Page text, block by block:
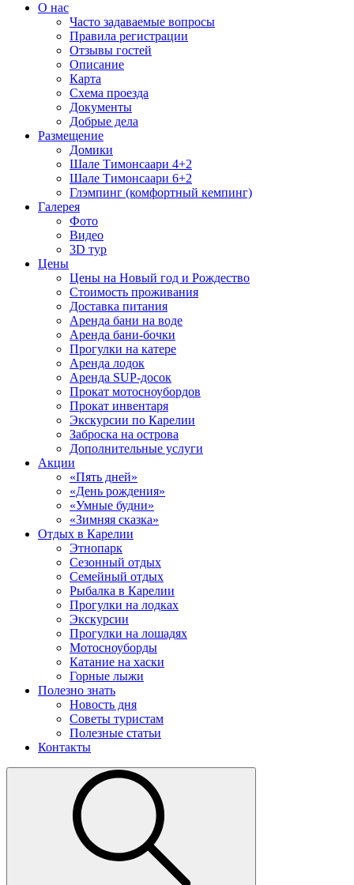
О нас
Часто задаваемые вопросы
Правила регистрации
Отзывы гостей
Описание
Карта
Схема проезда
Документы
Добрые дела
Размещение
Домики
Шале Тимонсаари 4+2
Шале Тимонсаари 6+2
Глэмпинг (комфортный кемпинг)
Галерея
Фото
Видео
3D тур
Цены
Цены на Новый год и Рождество
Стоимость проживания
Доставка питания
Аренда бани на воде
Аренда бани-бочки
Прогулки на катере
Аренда лодок
Аренда SUP-досок
Прокат мотосноубордов
Прокат инвентаря
Экскурсии по Карелии
Заброска на острова
Дополнительные услуги
Акции
«Пять дней»
«День рождения»
«Умные будни»
«Зимняя сказка»
Отдых в Карелии
Этнопарк
Сезонный отдых
Семейный отдых
Рыбалка в Карелии
Прогулки на лодках
Экскурсии
Прогулки на лошадях
Мотосноуборды
Катание на хаски
Горные лыжи
Полезно знать
Новость дня
Советы туристам
Полезные статьи
Контакты